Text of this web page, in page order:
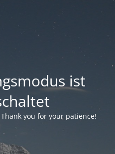
ist
you for your patience!